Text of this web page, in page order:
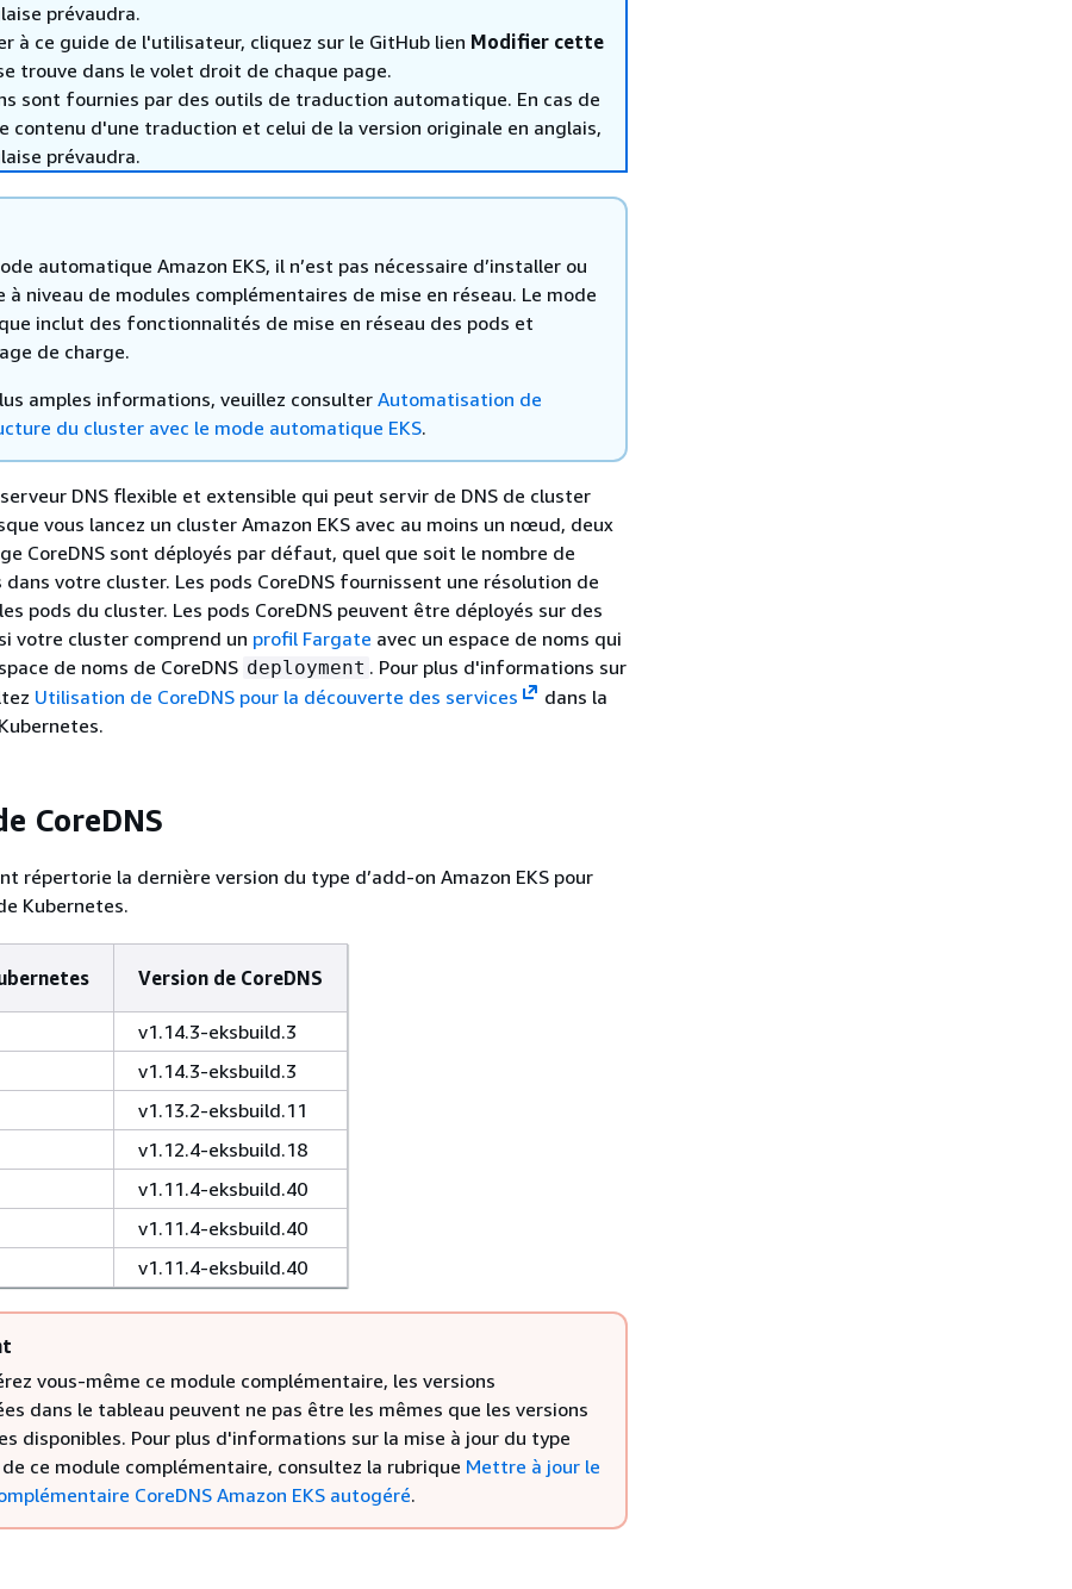
prévaudra.
à ce guide de l'utilisateur, cliquez sur le GitHub lien Modifier cette
trouve dans le volet droit de chaque page.
sont fournies par des outils de traduction automatique. En cas de
contenu d'une traduction et celui de la version originale en anglais,
prévaudra.
automatique Amazon EKS, il n’est pas nécessaire d’installer ou
à niveau de modules complémentaires de mise en réseau. Le mode
inclut des fonctionnalités de mise en réseau des pods et
de charge.
amples informations, veuillez consulter Automatisation de
du cluster avec le mode automatique EKS.
DNS flexible et extensible qui peut servir de DNS de cluster
vous lancez un cluster Amazon EKS avec au moins un nœud, deux
CoreDNS sont déployés par défaut, quel que soit le nombre de
votre cluster. Les pods CoreDNS fournissent une résolution de
pods du cluster. Les pods CoreDNS peuvent être déployés sur des
votre cluster comprend un profil Fargate avec un espace de noms qui
de noms de CoreDNS deployment . Pour plus d'informations sur
Utilisation de CoreDNS pour la découverte des services
dans la
CoreDNS
répertorie la dernière version du type d’add-on Amazon EKS pour
Kubernetes.
Version de CoreDNS
v1.14.3-eksbuild.3
v1.14.3-eksbuild.3
v1.13.2-eksbuild.11
v1.12.4-eksbuild.18
v1.11.4-eksbuild.40
v1.11.4-eksbuild.40
v1.11.4-eksbuild.40
vous-même ce module complémentaire, les versions
dans le tableau peuvent ne pas être les mêmes que les versions
disponibles. Pour plus d'informations sur la mise à jour du type
ce module complémentaire, consultez la rubrique Mettre à jour le
CoreDNS Amazon EKS autogéré.